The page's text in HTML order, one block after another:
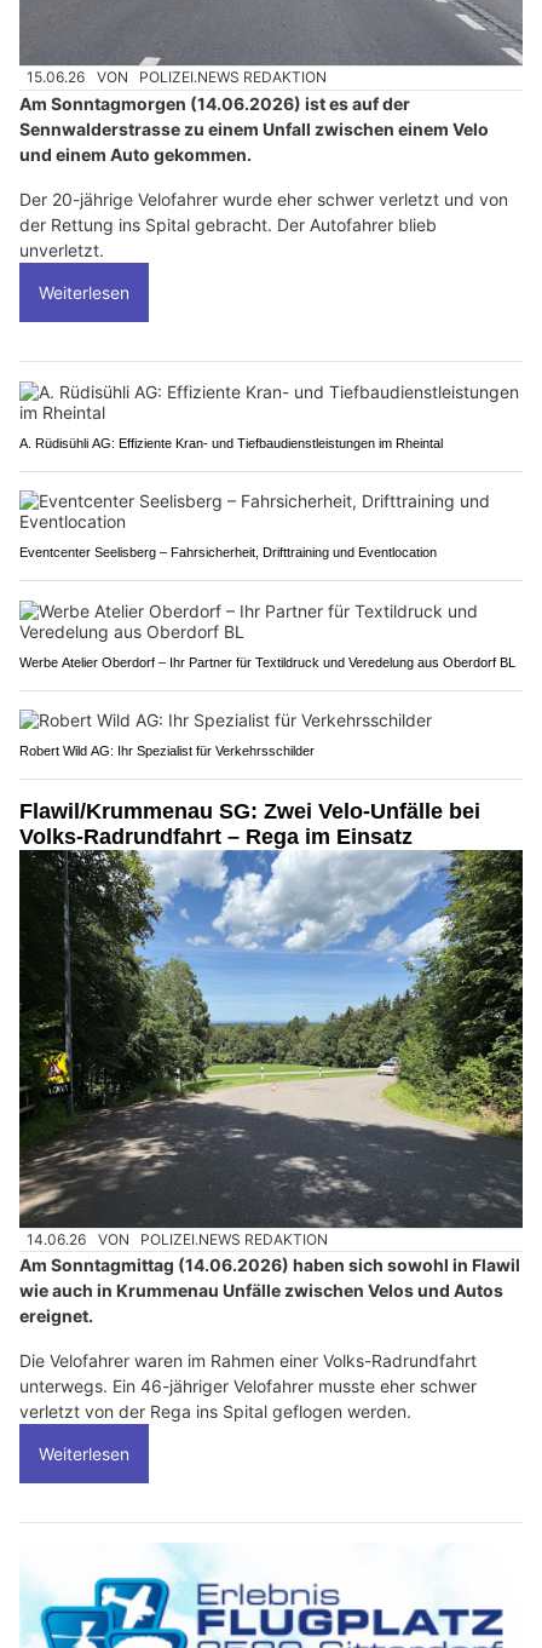
15.06.26 VON POLIZEI.NEWS REDAKTION
Am Sonntagmorgen (14.06.2026) ist es auf der
Sennwalderstrasse zu einem Unfall zwischen einem Velo
und einem Auto gekommen.
Der 20-jährige Velofahrer wurde eher schwer verletzt und von
der Rettung ins Spital gebracht. Der Autofahrer blieb
unverletzt.
Weiterlesen
A. Rüdisühli AG: Effiziente Kran- und Tiefbaudienstleistungen im Rheintal
Eventcenter Seelisberg – Fahrsicherheit, Drifttraining und Eventlocation
Werbe Atelier Oberdorf – Ihr Partner für Textildruck und Veredelung aus Oberdorf BL
Robert Wild AG: Ihr Spezialist für Verkehrsschilder
Flawil/Krummenau SG: Zwei Velo-Unfälle bei
Volks-Radrundfahrt – Rega im Einsatz
14.06.26 VON POLIZEI.NEWS REDAKTION
Am Sonntagmittag (14.06.2026) haben sich sowohl in Flawil
wie auch in Krummenau Unfälle zwischen Velos und Autos
ereignet.
Die Velofahrer waren im Rahmen einer Volks-Radrundfahrt
unterwegs. Ein 46-jähriger Velofahrer musste eher schwer
verletzt von der Rega ins Spital geflogen werden.
Weiterlesen